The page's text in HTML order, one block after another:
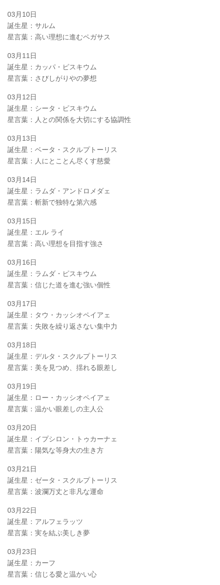
03月10日
誕生星：サルム
星言葉：高い理想に進むペガサス
03月11日
誕生星：カッパ・ピスキウム
星言葉：さびしがりやの夢想
03月12日
誕生星：シータ・ピスキウム
星言葉：人との関係を大切にする協調性
03月13日
誕生星：ベータ・スクルプトーリス
星言葉：人にとことん尽くす慈愛
03月14日
誕生星：ラムダ・アンドロメダェ
星言葉：斬新で独特な第六感
03月15日
誕生星：エル ライ
星言葉：高い理想を目指す強さ
03月16日
誕生星：ラムダ・ピスキウム
星言葉：信じた道を進む強い個性
03月17日
誕生星：タウ・カッシオペイアェ
星言葉：失敗を繰り返さない集中力
03月18日
誕生星：デルタ・スクルプトーリス
星言葉：美を見つめ、揺れる眼差し
03月19日
誕生星：ロー・カッシオペイアェ
星言葉：温かい眼差しの主人公
03月20日
誕生星：イプシロン・トゥカーナェ
星言葉：陽気な等身大の生き方
03月21日
誕生星：ゼータ・スクルプトーリス
星言葉：波瀾万丈と非凡な運命
03月22日
誕生星：アルフェラッツ
星言葉：実を結ぶ美しき夢
03月23日
誕生星：カーフ
星言葉：信じる愛と温かい心